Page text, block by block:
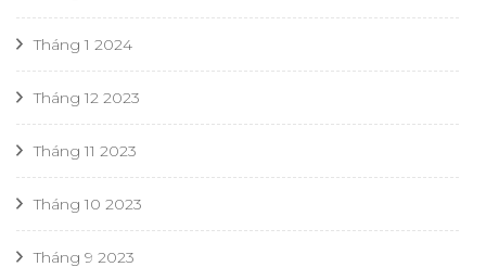
Tháng 1 2024
Tháng 12 2023
Tháng 11 2023
Tháng 10 2023
Tháng 9 2023